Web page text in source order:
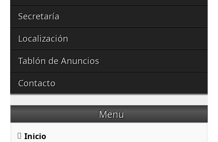
Secretaría
Localización
Tablón de Anuncios
Contacto
Menu
Inicio